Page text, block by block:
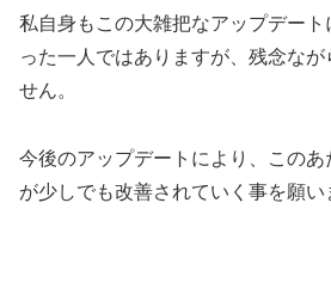
私自身もこの大雑把なアップデー
った一人ではありますが、残念な
せん。
今後のアップデートにより、この
が少しでも改善されていく事を願い